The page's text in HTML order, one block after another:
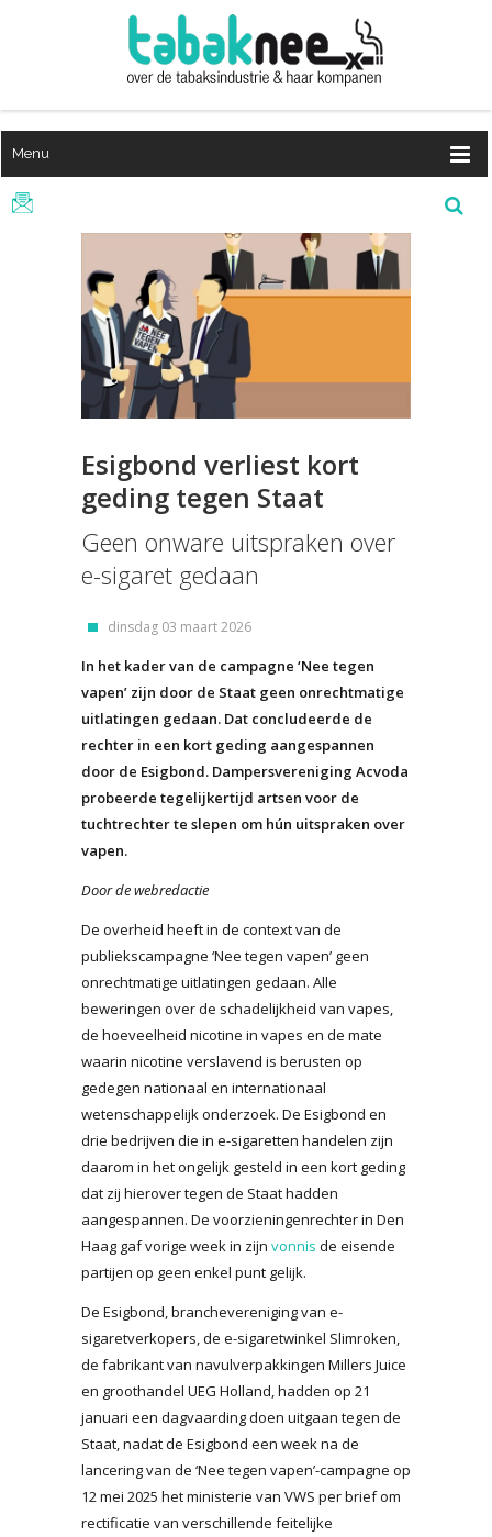
Menu
Esigbond verliest kort
geding tegen Staat
Geen onware uitspraken over
e-sigaret gedaan
dinsdag 03 maart 2026
In het kader van de campagne ‘Nee tegen
vapen’ zijn door de Staat geen onrechtmatige
uitlatingen gedaan. Dat concludeerde de
rechter in een kort geding aangespannen
door de Esigbond. Dampersvereniging Acvoda
probeerde tegelijkertijd artsen voor de
tuchtrechter te slepen om hún uitspraken over
vapen.
Door de webredactie
De overheid heeft in de context van de
publiekscampagne ‘Nee tegen vapen’ geen
onrechtmatige uitlatingen gedaan. Alle
beweringen over de schadelijkheid van vapes,
de hoeveelheid nicotine in vapes en de mate
waarin nicotine verslavend is berusten op
gedegen nationaal en internationaal
wetenschappelijk onderzoek. De Esigbond en
drie bedrijven die in e-sigaretten handelen zijn
daarom in het ongelijk gesteld in een kort geding
dat zij hierover tegen de Staat hadden
aangespannen. De voorzieningenrechter in Den
Haag gaf vorige week in zijn vonnis de eisende
partijen op geen enkel punt gelijk.
De Esigbond, branchevereniging van e-
sigaretverkopers, de e-sigaretwinkel Slimroken,
de fabrikant van navulverpakkingen Millers Juice
en groothandel UEG Holland, hadden op 21
januari een dagvaarding doen uitgaan tegen de
Staat, nadat de Esigbond een week na de
lancering van de ‘Nee tegen vapen’-campagne op
12 mei 2025 het ministerie van VWS per brief om
rectificatie van verschillende feitelijke